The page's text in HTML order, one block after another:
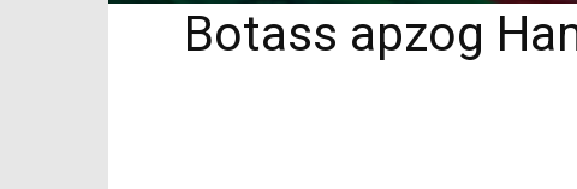
Botass apzog